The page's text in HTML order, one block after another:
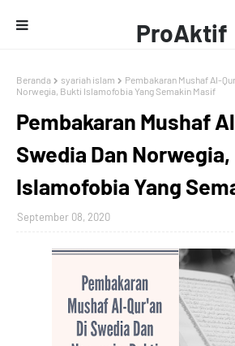
ProAktif
Media
Beranda syariah islam
Pembakaran Mushaf Al-
Norwegia, Bukti Islamofobia Yang Semakin Masif
Pembakaran Mushaf
Swedia Dan
Islamofobia Yang
September 08, 2020